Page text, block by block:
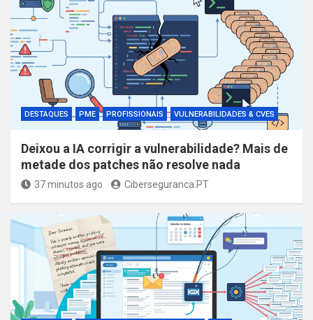
DESTAQUES PME PROFISSIONAIS VULNERABILIDADES & CVES
Deixou a IA corrigir a vulnerabilidade? Mais de
metade dos patches não resolve nada
37 minutos ago Ciberseguranca.PT